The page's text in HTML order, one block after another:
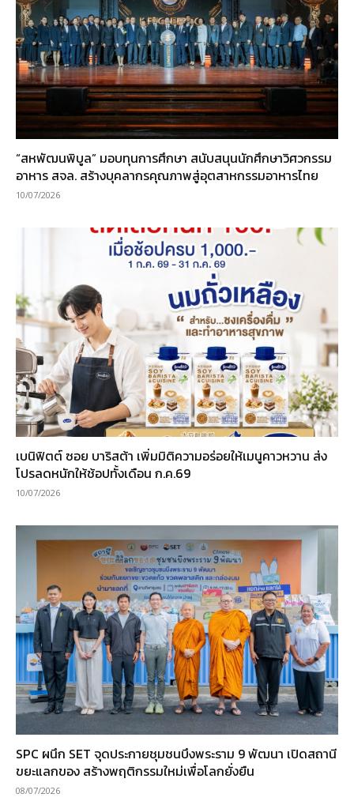
“สหพัฒนพิบูล” มอบทุนการศึกษา สนับสนุนนักศึกษาวิศวกรรม
อาหาร สจล. สร้างบุคลากรคุณภาพสู่อุตสาหกรรมอาหารไทย
10/07/2026
เบนิฟิตต์ ซอย บาริสต้า เพิ่มมิติความอร่อยให้เมนูคาวหวาน ส่ง
โปรลดหนักให้ช้อปทั้งเดือน ก.ค.69
10/07/2026
SPC ผนึก SET จุดประกายชุมชนบึงพระราม 9 พัฒนา เปิดสถานี
ขยะแลกของ สร้างพฤติกรรมใหม่เพื่อโลกยั่งยืน
08/07/2026